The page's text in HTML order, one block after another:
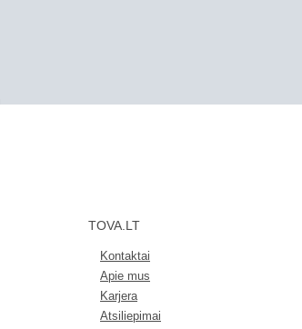
TOVA.LT
Kontaktai
Apie mus
Karjera
Atsiliepimai